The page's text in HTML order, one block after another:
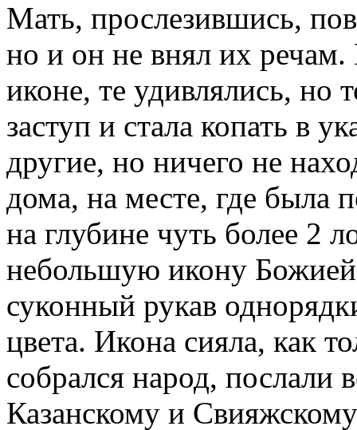
Мать, прослезившись,
но и он не внял их
иконе, те удивлялись, но
заступ и стала копать в
другие, но ничего не
дома, на месте, где была
на глубине чуть более 2
небольшую икону
суконный рукав
цвета. Икона сияла, как
собрался народ, послали
Казанскому и